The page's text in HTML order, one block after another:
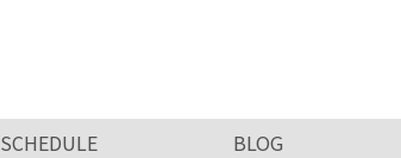
SCHEDULE BLOG